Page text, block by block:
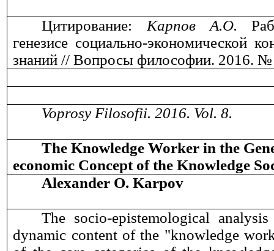
Цитирование:Карпов А.О.
генезисе социально-экономической
знаний // Вопросы философии. 2016.
Voprosy Filosofii. 2016. Vol.8.
The Knowledge Worker in the
economic Concept of the Knowledge
Alexander O. Karpov
The socio-epistemological
dynamic content of the "knowledge